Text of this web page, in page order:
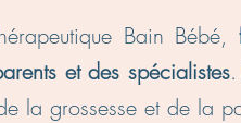
Bain Bébé,
et des spécialistes.
la grossesse et de la